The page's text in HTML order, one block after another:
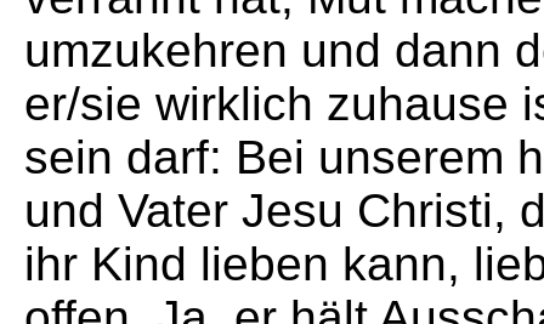
umzukehren und dann
er/sie wirklich zuhause
sein darf: Bei unserem
und Vater Jesu Christi,
ihr Kind lieben kann,